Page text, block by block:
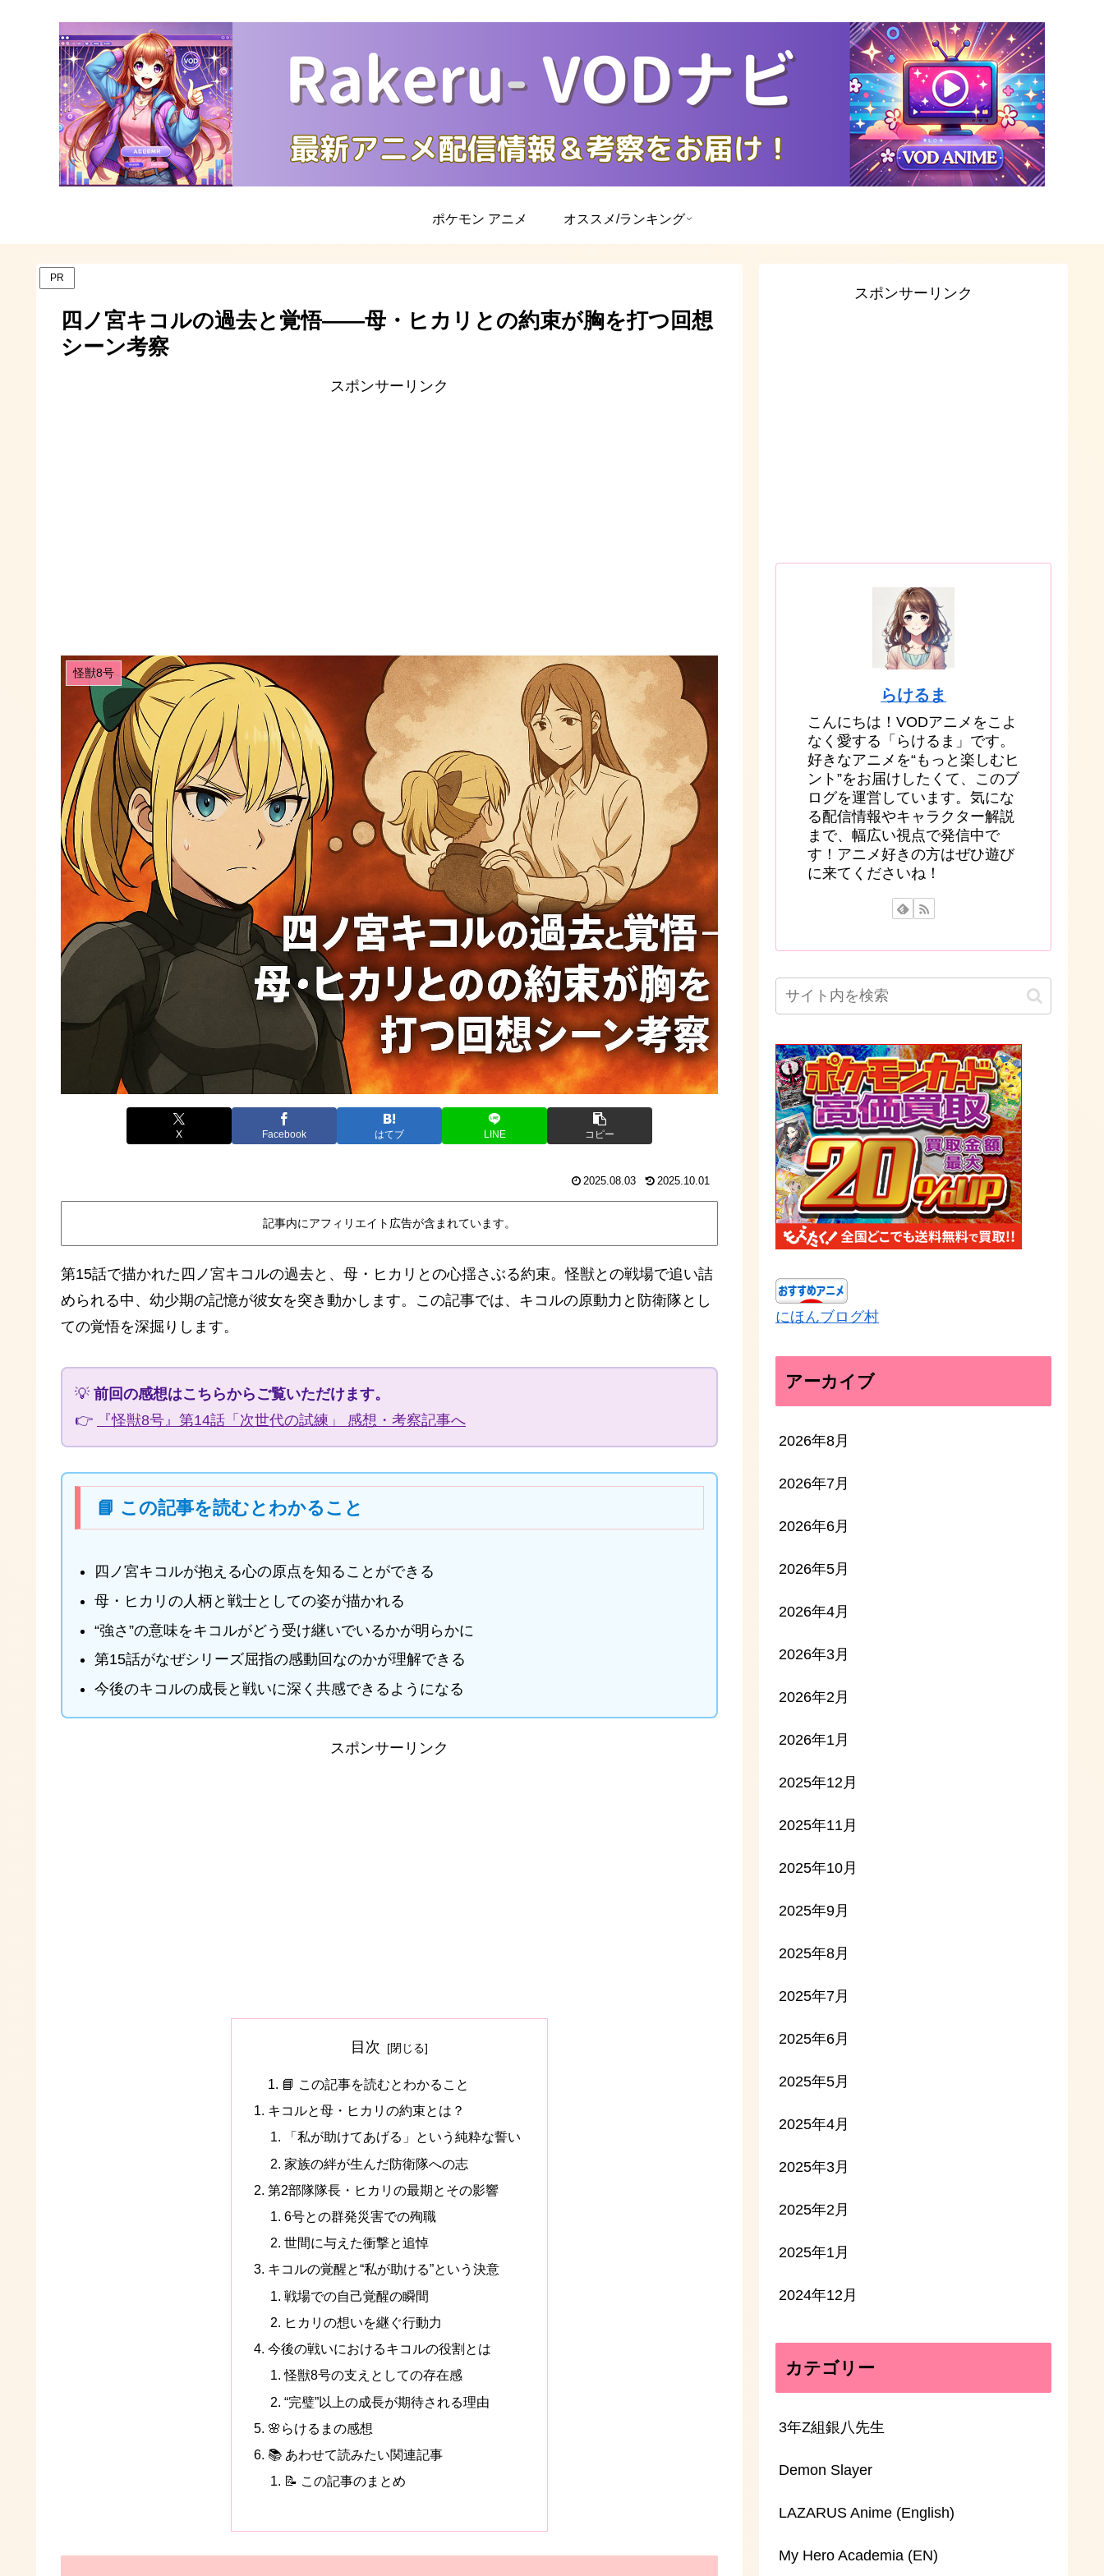
ポケモン アニメ オススメ/ランキング
PR
四ノ宮キコルの過去と覚悟――母・ヒカリとの約束が胸を打つ回想
シーン考察
スポンサーリンク
怪獣8号
X Facebook はてブ LINE コピー
2025.08.03 2025.10.01
記事内にアフィリエイト広告が含まれています。
第15話で描かれた四ノ宮キコルの過去と、母・ヒカリとの心揺さぶる約束。怪獣との戦場で追い詰
められる中、幼少期の記憶が彼女を突き動かします。この記事では、キコルの原動力と防衛隊とし
ての覚悟を深掘りします。
💡 前回の感想はこちらからご覧いただけます。
👉
『怪獣8号』第14話「次世代の試練」 感想・考察記事へ
📘 この記事を読むとわかること
四ノ宮キコルが抱える心の原点を知ることができる
母・ヒカリの人柄と戦士としての姿が描かれる
“強さ”の意味をキコルがどう受け継いでいるかが明らかに
第15話がなぜシリーズ屈指の感動回なのかが理解できる
今後のキコルの成長と戦いに深く共感できるようになる
スポンサーリンク
目次
📘 この記事を読むとわかること
キコルと母・ヒカリの約束とは？
「私が助けてあげる」という純粋な誓い
家族の絆が生んだ防衛隊への志
第2部隊隊長・ヒカリの最期とその影響
6号との群発災害での殉職
世間に与えた衝撃と追悼
キコルの覚醒と“私が助ける”という決意
戦場での自己覚醒の瞬間
ヒカリの想いを継ぐ行動力
今後の戦いにおけるキコルの役割とは
怪獣8号の支えとしての存在感
“完璧”以上の成長が期待される理由
🌸らけるまの感想
📚 あわせて読みたい関連記事
📝 この記事のまとめ
スポンサーリンク
らけるま
こんにちは！VODアニメをこよ
なく愛する「らけるま」です。
好きなアニメを“もっと楽しむヒ
ント”をお届けしたくて、このブ
ログを運営しています。気にな
る配信情報やキャラクター解説
まで、幅広い視点で発信中で
す！アニメ好きの方はぜひ遊び
に来てくださいね！
にほんブログ村
アーカイブ
2026年8月
2026年7月
2026年6月
2026年5月
2026年4月
2026年3月
2026年2月
2026年1月
2025年12月
2025年11月
2025年10月
2025年9月
2025年8月
2025年7月
2025年6月
2025年5月
2025年4月
2025年3月
2025年2月
2025年1月
2024年12月
カテゴリー
3年Z組銀八先生
Demon Slayer
LAZARUS Anime (English)
My Hero Academia (EN)